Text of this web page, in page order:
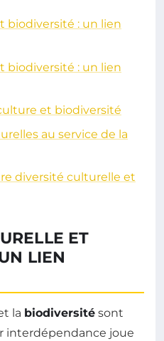
biodiversité : un lien
biodiversité : un lien
et biodiversité
au service de la
diversité culturelle et
ET
LIEN
la biodiversité sont
interdépendance joue